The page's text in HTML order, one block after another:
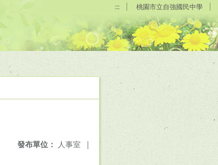
::: 桃園市立自強國民中學
發布單位： 人事室 |